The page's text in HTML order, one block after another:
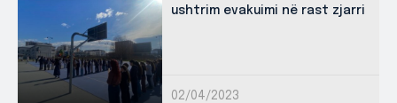
ushtrim evakuimi në rast zjarri
02/04/2023